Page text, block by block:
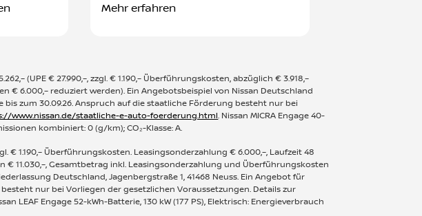
Mehr erfahren
(UPE € 27.990,–, zzgl. € 1.190,– Überführungskosten, abzüglich € 3.918,–
€ 6.000,– reduziert werden). Ein Angebotsbeispiel von Nissan Deutschland
zum 30.09.26. Anspruch auf die staatliche Förderung besteht nur bei
www.nissan.de/staatliche-e-auto-foerderung.html. Nissan MICRA Engage 40-
kombiniert: 0 (g/km); CO₂-Klasse: A.
€ 1.190,– Überführungskosten. Leasingsonderzahlung € 6.000,–, Laufzeit 48
11.030,–, Gesamtbetrag inkl. Leasingsonderzahlung und Überführungskosten
Deutschland, Jagenbergstraße 1, 41468 Neuss. Ein Angebot für
nur bei Vorliegen der gesetzlichen Voraussetzungen. Details zur
LEAF Engage 52-kWh-Batterie, 130 kW (177 PS), Elektrisch: Energieverbrauch